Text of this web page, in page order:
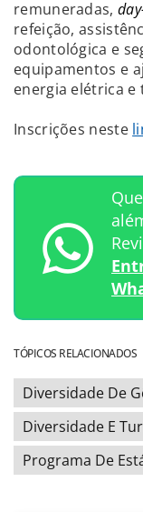
remuneradas,
refeição,
odontológica e
equipamentos e
energia elétrica e
Inscrições neste
TÓPICOS RELACIONADOS
Diversidade De
Diversidade E
Programa De